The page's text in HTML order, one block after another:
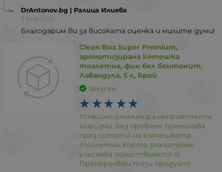
DrAntonov.bg | Ралица Илиева
9 юни 2026
Благодарим Ви за високата оценка и милите думи!
Clean Box Super Premium,
ароматизирана котешка
тоалетна, фин бял бентонит,
Лавандула, 5 л, Брой
Закупен
Успешно елиминира неприятните
миризми. Без проблем преминава
през ситото на котешката
тоалетна, което значително
улеснява почистването ú.
Препоръчвам този продукт!